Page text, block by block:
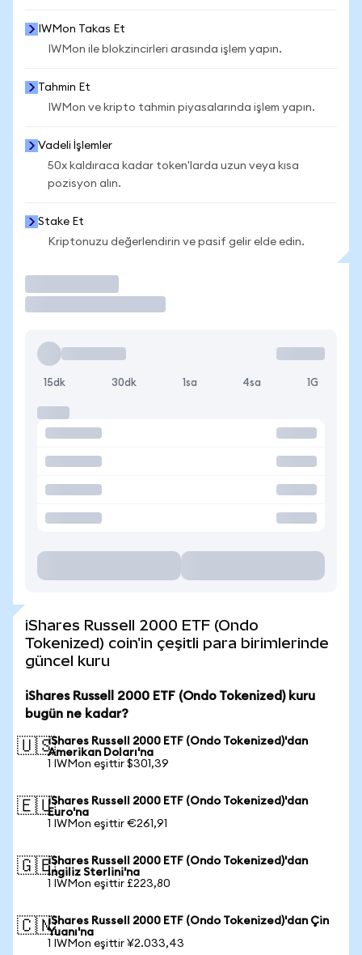
IWMon Takas Et
IWMon ile blokzincirleri arasında işlem yapın.
Tahmin Et
IWMon ve kripto tahmin piyasalarında işlem yapın.
Vadeli İşlemler
50x kaldıraca kadar token'larda uzun veya kısa
pozisyon alın.
Stake Et
Kriptonuzu değerlendirin ve pasif gelir elde edin.
15dk 30dk 1sa 4sa 1G
iShares Russell 2000 ETF (Ondo
Tokenized) coin'in çeşitli para birimlerinde
güncel kuru
iShares Russell 2000 ETF (Ondo Tokenized) kuru
bugün ne kadar?
🇺🇸iShares Russell 2000 ETF (Ondo Tokenized)'dan
Amerikan Doları'na
1 IWMon eşittir $301,39
🇪🇺iShares Russell 2000 ETF (Ondo Tokenized)'dan
Euro'na
1 IWMon eşittir €261,91
🇬🇧iShares Russell 2000 ETF (Ondo Tokenized)'dan
İngiliz Sterlini'na
1 IWMon eşittir £223,80
🇨🇳iShares Russell 2000 ETF (Ondo Tokenized)'dan Çin
Yuanı'na
1 IWMon eşittir ¥2.033,43